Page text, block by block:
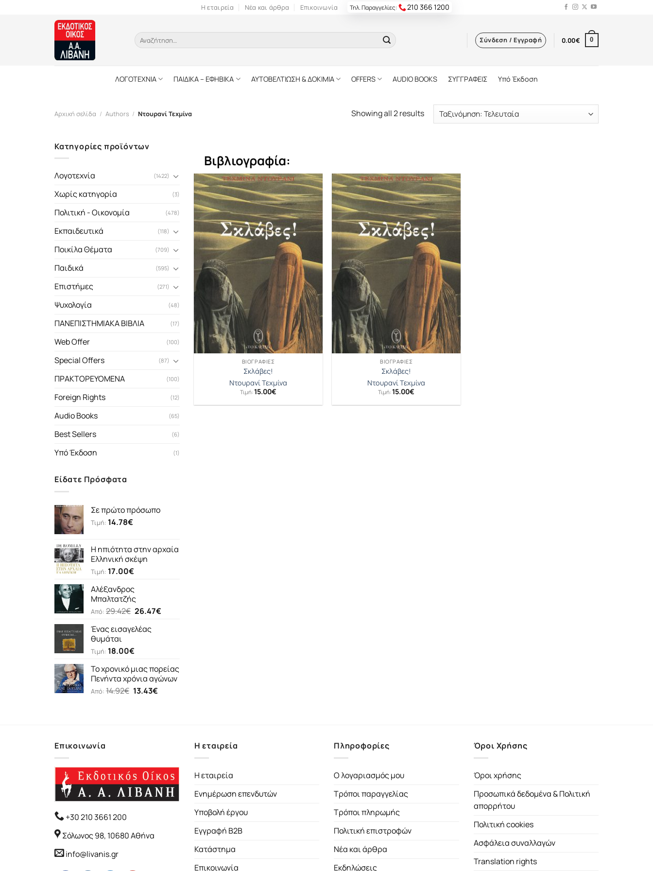
Η εταιρεία Νέα και άρθρα Επικοινωνία Τηλ. Παραγγελίες: 210 366 1200
Αναζήτηση
για:
Σύνδεση / Εγγραφή 0.00€ 0
ΛΟΓΟΤΕΧΝΙΑ ΠΑΙΔΙΚΑ – ΕΦΗΒΙΚΑ ΑΥΤΟΒΕΛΤΙΩΣΗ & ΔΟΚΙΜΙΑ OFFERS AUDIO BOOKS ΣΥΓΓΡΑΦΕΙΣ Υπό Έκδοση
Αρχική σελίδα / Authors / Ντουρανί Τεχμίνα Showing all 2 results
Κατηγορίες προϊόντων
Λογοτεχνία (1422)
Χωρίς κατηγορία (3)
Πολιτική - Οικονομία (478)
Εκπαιδευτικά (118)
Ποικίλα Θέματα (709)
Παιδικά (595)
Επιστήμες (271)
Ψυχολογία (48)
ΠΑΝΕΠΙΣΤΗΜΙΑΚΑ ΒΙΒΛΙΑ (17)
Web Offer (100)
Special Offers (87)
ΠΡΑΚΤΟΡΕΥΟΜΕΝΑ (100)
Foreign Rights (12)
Audio Books (65)
Best Sellers (6)
Υπό Έκδοση (1)
Είδατε Πρόσφατα
Σε πρώτο πρόσωπο
Τιμή: 14.78€
Η ηπιότητα στην αρχαία
Ελληνική σκέψη
Τιμή: 17.00€
Αλέξανδρος
Μπαλτατζής
Από: 29.42€ Original
was:
26.47€Η
Ένας εισαγελέας
θυμάται
Τιμή: 18.00€
Το χρονικό μιας πορείας
Πενήντα χρόνια αγώνων
Από: 14.92€ Original
13.43€Η
Βιβλιογραφία:
ΒΙΟΓΡΑΦΊΕΣ
Σκλάβες!
Ντουρανί Τεχμίνα
Τιμή:15.00€
ΒΙΟΓΡΑΦΊΕΣ
Σκλάβες!
Ντουρανί Τεχμίνα
Τιμή:15.00€
Επικοινωνία
+30 210 3661 200
Σόλωνος 98, 10680 Αθήνα
info@livanis.gr
Η εταιρεία
Η εταιρεία
Ενημέρωση επενδυτών
Υποβολή έργου
Εγγραφή B2B
Κατάστημα
Επικοινωνία
Πληροφορίες
Ο λογαριασμός μου
Τρόποι παραγγελίας
Τρόποι πληρωμής
Πολιτική επιστροφών
Νέα και άρθρα
Εκδηλώσεις
Όροι Χρήσης
Όροι χρήσης
Προσωπικά δεδομένα & Πολιτική
απορρήτου
Πολιτική cookies
Ασφάλεια συναλλαγών
Translation rights